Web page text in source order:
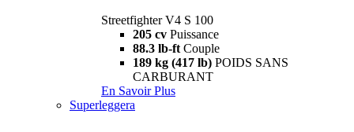
Streetfighter V4 S 100
205 cv Puissance
88.3 lb-ft Couple
189 kg (417 lb) POIDS SANS
CARBURANT
En Savoir Plus
Superleggera